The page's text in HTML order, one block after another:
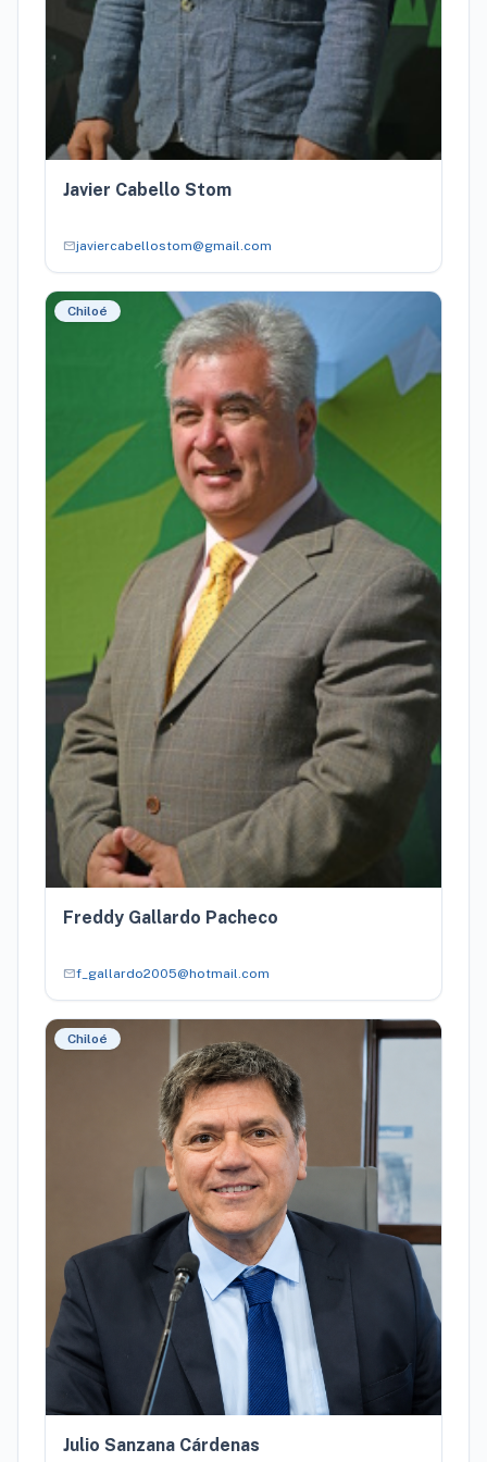
Javier Cabello Stom
mailjaviercabellostom@gmail.com
Chiloé
Freddy Gallardo Pacheco
mailf_gallardo2005@hotmail.com
Chiloé
Julio Sanzana Cárdenas